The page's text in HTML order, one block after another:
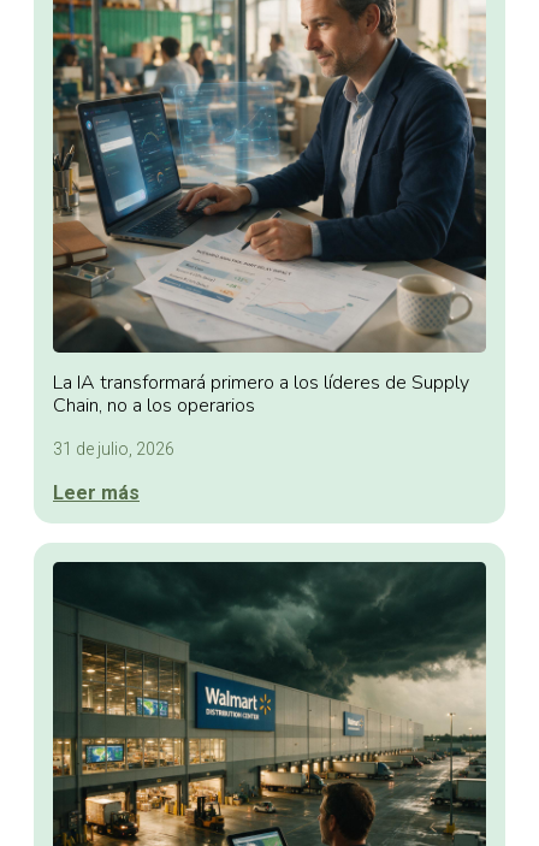
La IA transformará primero a los líderes de Supply
Chain, no a los operarios
31 de julio, 2026
Leer más